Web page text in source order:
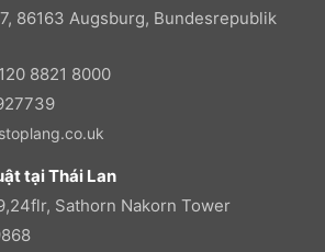
86163 Augsburg, Bundesrepublik
8821 8000
tại Thái Lan
Sathorn Nakorn Tower